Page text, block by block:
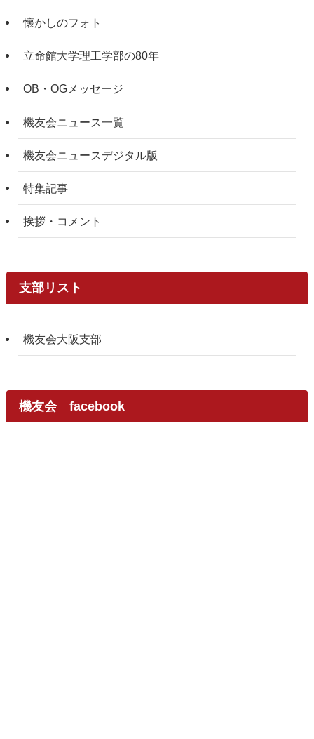
懐かしのフォト
立命館大学理工学部の80年
OB・OGメッセージ
機友会ニュース一覧
機友会ニュースデジタル版
特集記事
挨拶・コメント
支部リスト
機友会大阪支部
機友会 facebook